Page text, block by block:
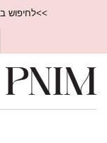
>>לחיפוש